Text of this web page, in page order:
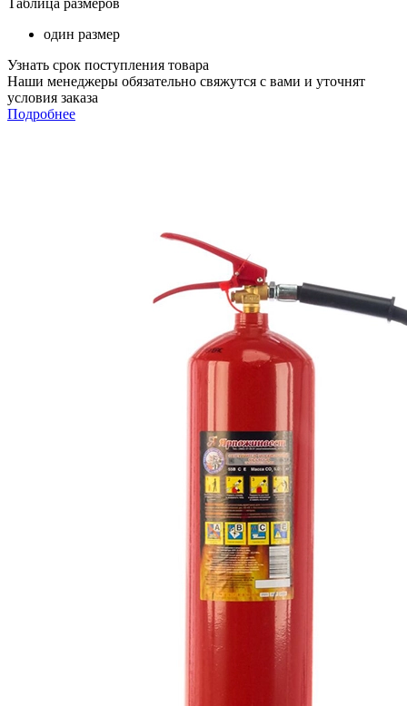
один размер
Узнать срок поступления товара
Наши менеджеры обязательно свяжутся с вами и уточнят
условия заказа
Подробнее